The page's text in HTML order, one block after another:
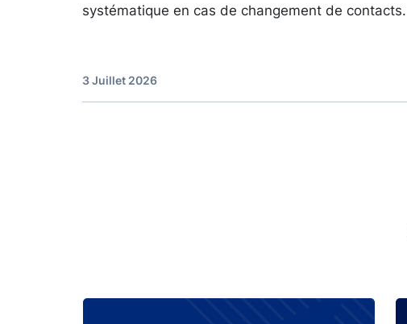
systématique en cas de changement de contacts.
3 Juillet 2026